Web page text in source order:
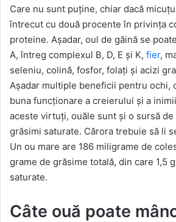
Care nu sunt puține, chiar dacă
întrecut cu două procente în privința
proteine. Așadar, oul de găină se
A, întreg complexul B, D, E și K, fier,
seleniu, colină, fosfor, folați și acizi
Așadar multiple beneficii pentru ochi,
buna funcționare a creierului și a
aceste virtuți, ouăle sunt și o sursă
grăsimi saturate. Cărora trebuie să li
Un ou mare are 186 miligrame de
grame de grăsime totală, din care 1,5
saturate.
Câte ouă poate